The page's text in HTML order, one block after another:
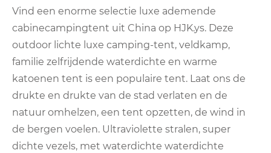
Vind een enorme selectie luxe ademende
cabinecampingtent uit China op HJK.ys. Deze
outdoor lichte luxe camping-tent, veldkamp, ​​
familie zelfrijdende waterdichte en warme
katoenen tent is een populaire tent. Laat ons de
drukte en drukte van de stad verlaten en de
natuur omhelzen, een tent opzetten, de wind in
de bergen voelen. Ultraviolette stralen, super
dichte vezels, met waterdichte waterdichte